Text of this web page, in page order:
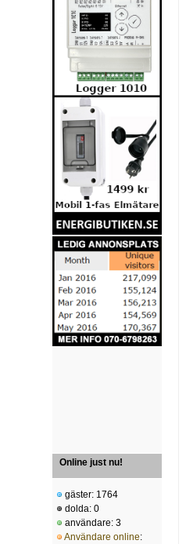
Online just nu!
gäster: 1764
dolda: 0
användare: 3
Användare online: